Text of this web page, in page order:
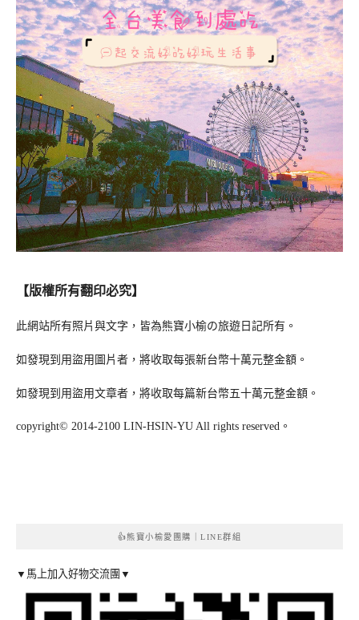
【版權所有翻印必究】
此網站所有照片與文字，皆為熊寶小榆の旅遊日記所有。
如發現到用盜用圖片者，將收取每張新台幣十萬元整金額。
如發現到用盜用文章者，將收取每篇新台幣五十萬元整金額。
copyright© 2014-2100 LIN-HSIN-YU All rights reserved。
👍熊寶小榆愛團購｜LINE群組
▼馬上加入好物交流團▼